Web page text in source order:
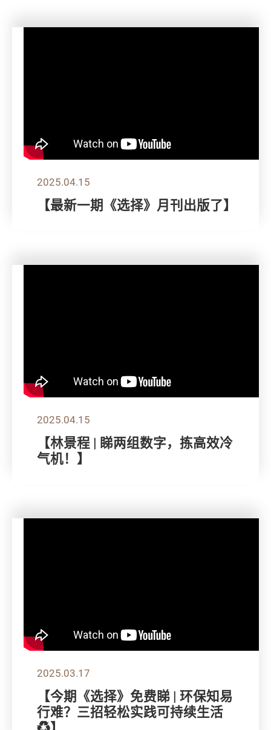
2025.04.15
【最新一期《选择》月刊出版了】
2025.04.15
【林景程 | 睇两组数字，拣高效冷
气机！】
2025.03.17
【今期《选择》免费睇 | 环保知易
行难？三招轻松实践可持续生活